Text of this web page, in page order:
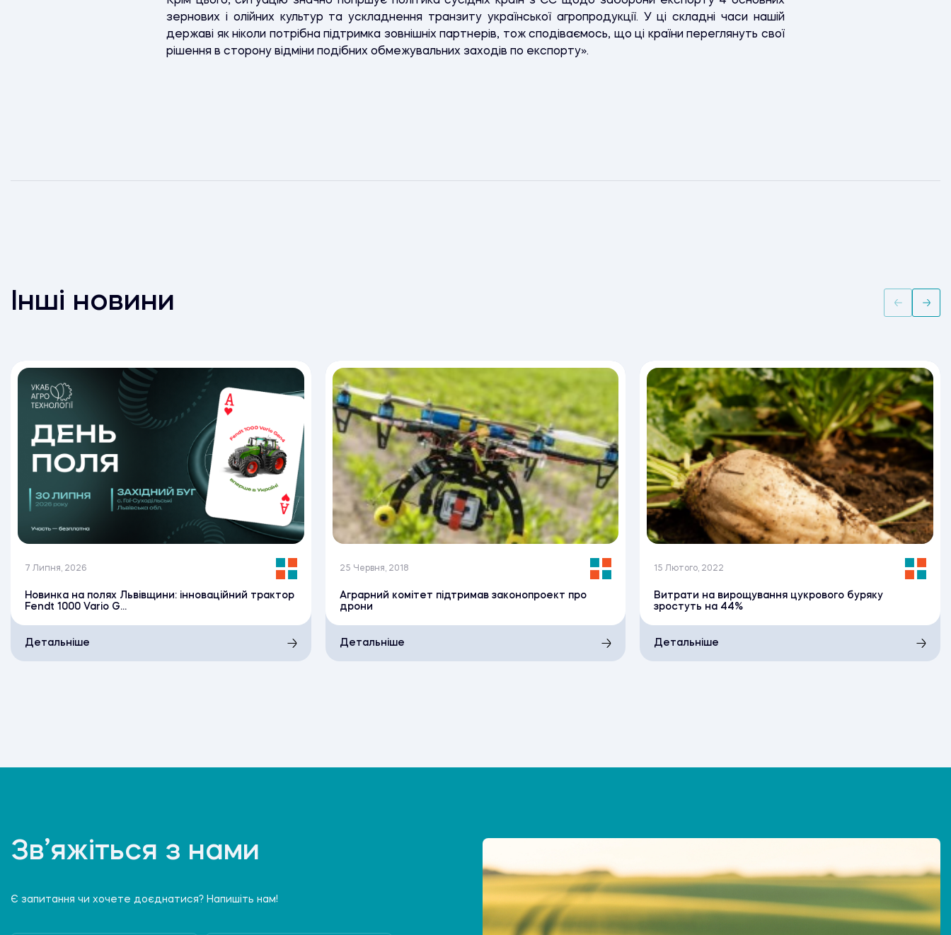
зернових і олійних культур та ускладнення транзиту української агропродукції. У ці складні часи нашій
державі як ніколи потрібна підтримка зовнішніх партнерів, тож сподіваємось, що ці країни переглянуть свої
рішення в сторону відміни подібних обмежувальних заходів по експорту».
Інші новини
7 Липня, 2026
Новинка на полях Львівщини: інноваційний трактор
Fendt 1000 Vario G...
Детальніше
25 Червня, 2018
Аграрний комітет підтримав законопроект про
дрони
Детальніше
15 Лютого, 2022
Витрати на вирощування цукрового буряку
зростуть на 44%
Детальніше
Зв’яжіться з нами
Є запитання чи хочете доєднатися? Напишіть нам!